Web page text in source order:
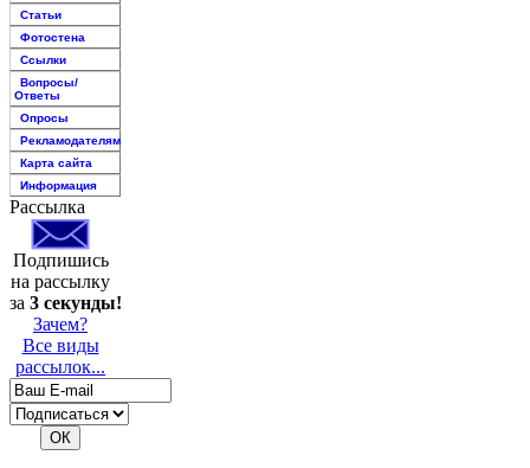
Статьи
Фотостена
Ссылки
Вопросы/
Ответы
Опросы
Рекламодателям
Карта сайта
Информация
Рассылка
Подпишись
на рассылку
за 3 секунды!
Зачем?
Все виды
рассылок...